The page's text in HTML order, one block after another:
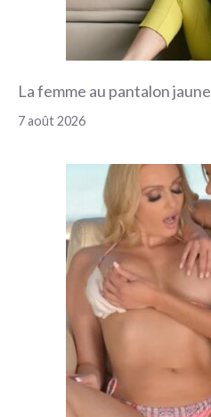
La femme au pantalon jaune
7 août 2026